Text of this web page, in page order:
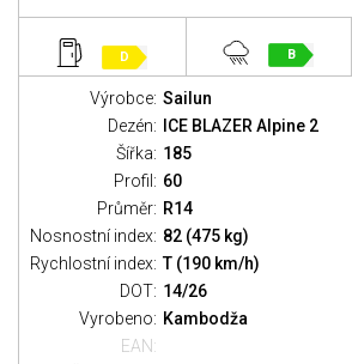
D B
Výrobce: Sailun
Dezén:
ICE BLAZER Alpine 2
Šířka: 185
Profil: 60
Průměr: R14
Nosnostní index: 82 (475 kg)
Rychlostní index: T (190 km/h)
DOT: 14/26
Vyrobeno: Kambodža
EAN: